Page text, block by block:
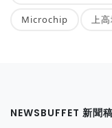
Microchip 上
NEWSBUFFET 新聞